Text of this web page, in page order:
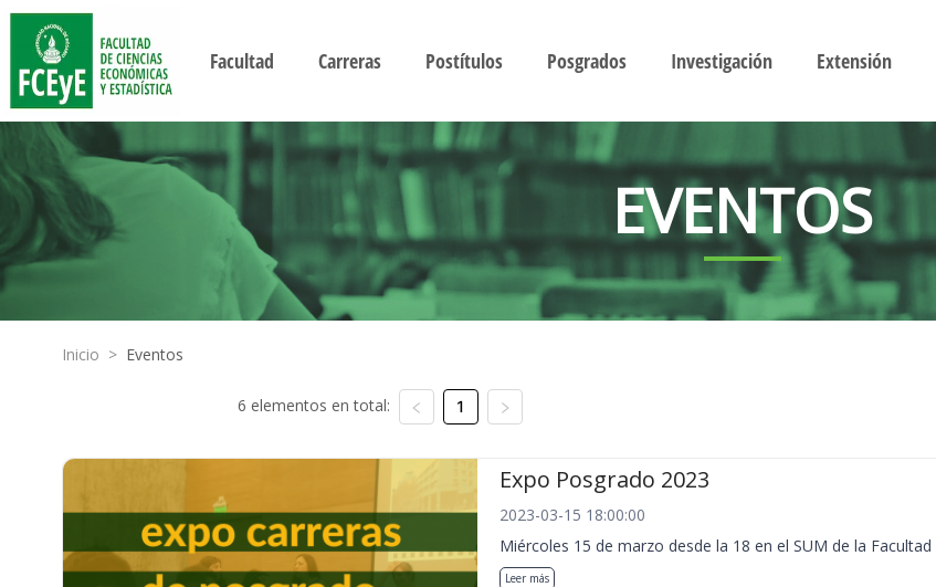
Facultad Carreras Postítulos Posgrados Investigación Extensión
EVENTOS
Inicio > Eventos
6 elementos en total: 1
Expo Posgrado 2023
2023-03-15 18:00:00
Miércoles 15 de marzo desde la 18 en el SUM de la Facultad
Leer más